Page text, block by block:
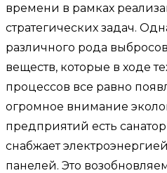
времени в рамках
стратегических задач.
различного рода
веществ, которые в ходе
процессов все равно
огромное внимание
предприятий есть
снабжает
панелей. Это